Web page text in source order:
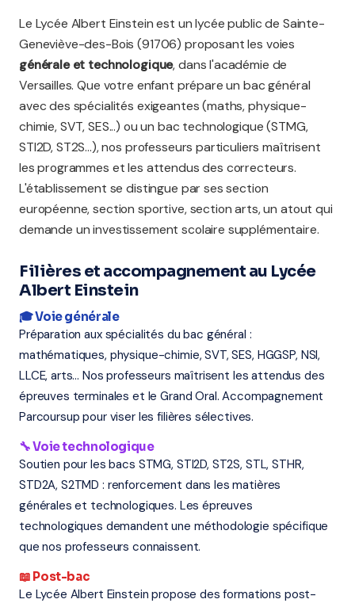
Le Lycée Albert Einstein est un lycée public de Sainte-
Geneviève-des-Bois (91706) proposant les voies
générale et technologique, dans l'académie de
Versailles. Que votre enfant prépare un bac général
avec des spécialités exigeantes (maths, physique-
chimie, SVT, SES...) ou un bac technologique (STMG,
STI2D, ST2S...), nos professeurs particuliers maîtrisent
les programmes et les attendus des correcteurs.
L'établissement se distingue par ses section
européenne, section sportive, section arts, un atout qui
demande un investissement scolaire supplémentaire.
Filières et accompagnement au Lycée
Albert Einstein
🎓 Voie générale
Préparation aux spécialités du bac général :
mathématiques, physique-chimie, SVT, SES, HGGSP, NSI,
LLCE, arts... Nos professeurs maîtrisent les attendus des
épreuves terminales et le Grand Oral. Accompagnement
Parcoursup pour viser les filières sélectives.
🔧 Voie technologique
Soutien pour les bacs STMG, STI2D, ST2S, STL, STHR,
STD2A, S2TMD : renforcement dans les matières
générales et technologiques. Les épreuves
technologiques demandent une méthodologie spécifique
que nos professeurs connaissent.
📖 Post-bac
Le Lycée Albert Einstein propose des formations post-